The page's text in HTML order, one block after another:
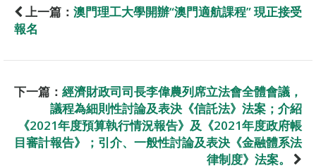
上一篇： 澳門理工大學開辦“澳門適航課程” 現正接受
報名
下一篇： 經濟財政司司長李偉農列席立法會全體會議，
議程為細則性討論及表決《信託法》法案；介紹
《2021年度預算執行情況報告》及《2021年度政府帳
目審計報告》；引介、一般性討論及表決《金融體系法
律制度》法案。